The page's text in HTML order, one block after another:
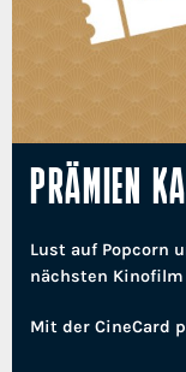
PRÄMIEN
Lust auf Popcorn
nächsten
Mit der CineCard